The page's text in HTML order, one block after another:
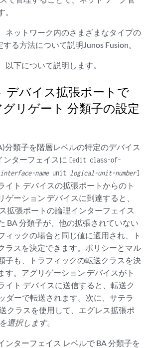
ネットワーク内のさまざまなタイプの
る方法について説明Junos Fusion。
以下について説明します。
デバイス拡張ポートで
リゲート 分類子の設定
分類子を階層レベルの特定のデバイス
ンターフェイスに [edit class-of-
interface-nameunit logical-unit-number]
イト デバイスの拡張ポートからのト
ゲーション デバイスに到達すると、
拡張ポートの論理インターフェイス
BA 分類子が、他の拡張されていない
ィックの場合と同じ値に適用され、ト
ラスを決定できます。ポリシーとマル
子も、トラフィックの転送クラスを決
す。アグリゲーション デバイスがト
イト デバイスに送信すると、転送ク
ダーで転送されます。次に、サテラ
クラスを使用して、エグレス拡張ポ
選択します。
ンターフェイス レベルで BA 分類子を